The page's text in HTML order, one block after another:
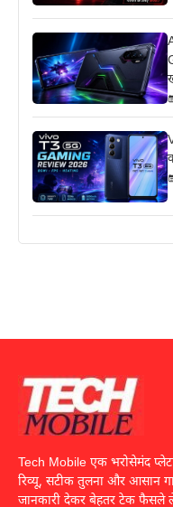
Tech Mobile एक भरोसेमंद
रिव्यू, सटीक तुलना और आसान
जानकारी देकर बेहतर टेक